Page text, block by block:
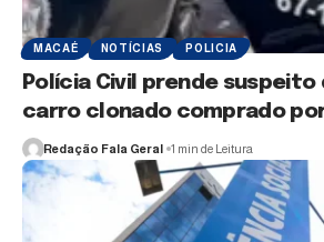
MACAÉ NOTÍCIAS POLICIA
Polícia Civil prende suspeito
carro clonado comprado por
Redação Fala Geral 1 min de Leitura